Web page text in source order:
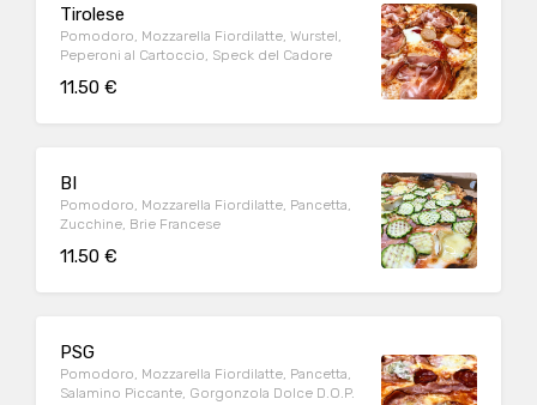
Tirolese
Pomodoro, Mozzarella Fiordilatte, Wurstel,
Peperoni al Cartoccio, Speck del Cadore
11.50 €
BI
Pomodoro, Mozzarella Fiordilatte, Pancetta,
Zucchine, Brie Francese
11.50 €
PSG
Pomodoro, Mozzarella Fiordilatte, Pancetta,
Salamino Piccante, Gorgonzola Dolce D.O.P.